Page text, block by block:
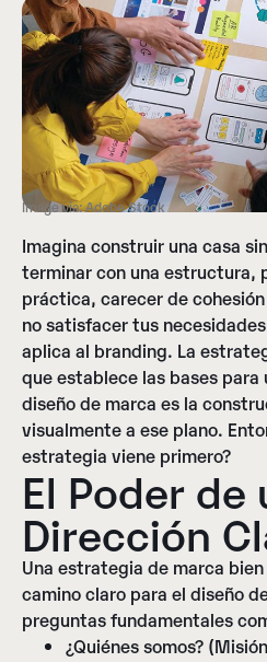
Image via: Adobe Stock
Imagina construir una casa
terminar con una estructura,
práctica, carecer de
no satisfacer tus
aplica al branding. La
que establece las bases para
diseño de marca es la
visualmente a ese plano.
estrategia viene primero?
El Poder de
Dirección
Una estrategia de marca
camino claro para el diseño
preguntas fundamentales
¿Quiénes somos?